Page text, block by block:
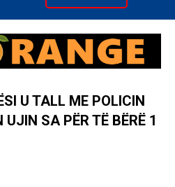
U TALL ME POLICIN
UJIN SA PËR TË BËRË 1